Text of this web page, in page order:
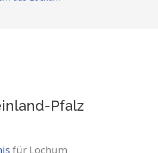
Pfalz
für Lochum